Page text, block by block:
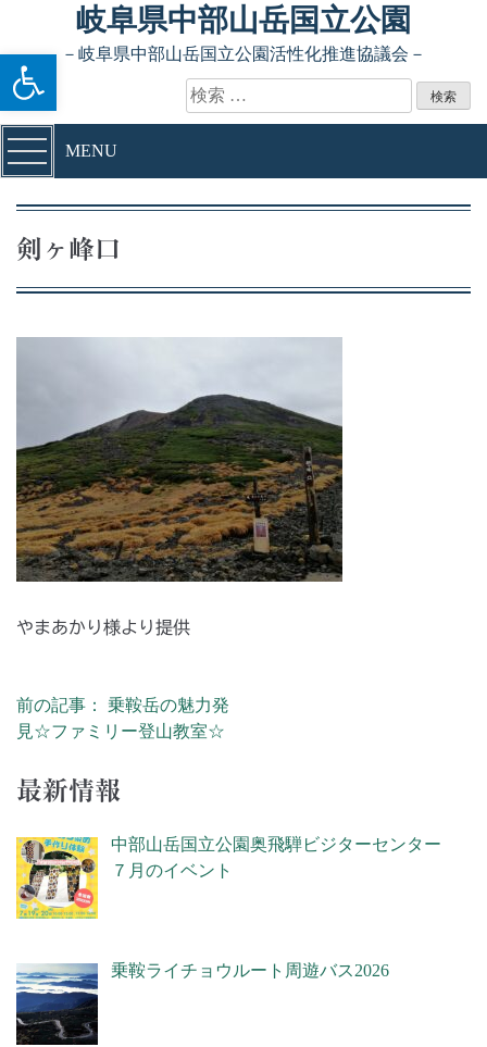
ツールバーを開く
Skip to content岐阜県中部山岳国立公園
－岐阜県中部山岳国立公園活性化推進協議会－
検索:
MENU
剣ヶ峰口
やまあかり様より提供
投稿ナビゲーション
前の記事： 乗鞍岳の魅力発
見☆ファミリー登山教室☆
最新情報
中部山岳国立公園奥飛騨ビジターセンター
７月のイベント
乗鞍ライチョウルート周遊バス2026